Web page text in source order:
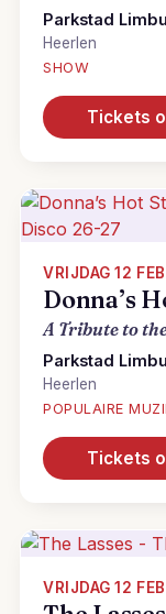
Parkstad
Heerlen
SHOW
Tickets
VRIJDAG 12
Donna’s
A Tribute to
Parkstad
Heerlen
POPULAIRE
Tickets
VRIJDAG 12